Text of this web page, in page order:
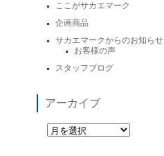
ここがサカエマーク
企画商品
サカエマークからのお知らせ
お客様の声
スタッフブログ
アーカイブ